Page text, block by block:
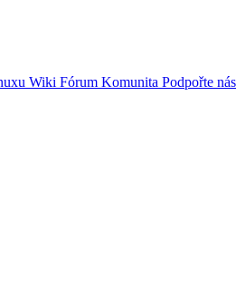
Wiki Fórum Komunita Podpořte nás